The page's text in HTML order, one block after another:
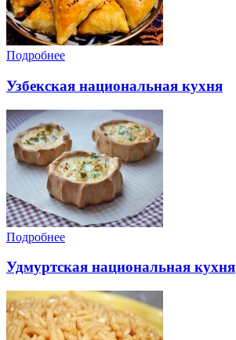
Подробнее
Узбекская национальная кухня
Подробнее
Удмуртская национальная кухня